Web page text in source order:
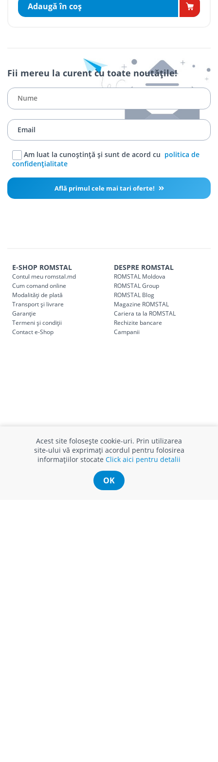
Adaugă în coş
Fii mereu la curent cu toate noutățile!
Am luat la cunoștință și sunt de acord cu politica de
confidențialitate
Află primul cele mai tari oferte!
E-SHOP ROMSTAL
Contul meu romstal.md
Cum comand online
Modalități de plată
Transport și livrare
Garanție
Termeni și condiții
Contact e-Shop
DESPRE ROMSTAL
ROMSTAL Moldova
ROMSTAL Group
ROMSTAL Blog
Magazine ROMSTAL
Cariera ta la ROMSTAL
Rechizite bancare
Campanii
Acest site folosește cookie-uri. Prin utilizarea
site-ului vă exprimați acordul pentru folosirea
informațiilor stocate Click aici pentru detalii
OK